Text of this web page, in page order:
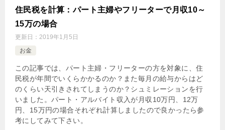
住民税を計算：パート主婦やフリーターで月収10～
15万の場合
更新日： 2019年1月5日
お金
この記事では、パート主婦・フリーターの方を対象に、住
民税が年間でいくらかかるのか？また毎月の給与からはど
のくらい天引きされてしまうのか？シュミレーションを行
いました。パート・アルバイト収入が月収10万円、12万
円、15万円の場合それぞれ計算しましたので良かったら参
考にしてみて下さい。